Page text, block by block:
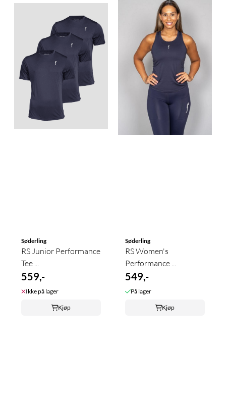
Søderling
RS Junior Performance
Tee ...
559,-
Ikke på lager
Kjøp
Søderling
RS Women's
Performance ...
549,-
På lager
Kjøp